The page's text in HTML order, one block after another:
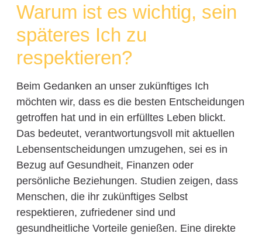
Warum ist es wichtig, sein
späteres Ich zu
respektieren?
Beim Gedanken an unser zukünftiges Ich
möchten wir, dass es die besten Entscheidungen
getroffen hat und in ein erfülltes Leben blickt.
Das bedeutet, verantwortungsvoll mit aktuellen
Lebensentscheidungen umzugehen, sei es in
Bezug auf Gesundheit, Finanzen oder
persönliche Beziehungen. Studien zeigen, dass
Menschen, die ihr zukünftiges Selbst
respektieren, zufriedener sind und
gesundheitliche Vorteile genießen. Eine direkte